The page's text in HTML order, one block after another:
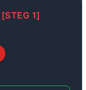
[STEG 1]